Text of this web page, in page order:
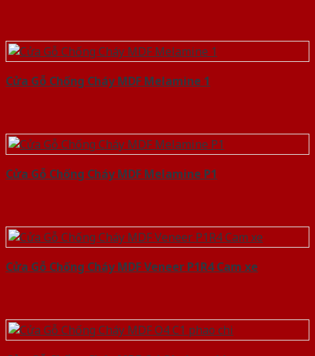
Cửa Gỗ Chống Cháy MDF Melamine 1
Cửa Gỗ Chống Cháy MDF Melamine P1
Cửa Gỗ Chống Cháy MDF Veneer P1R4 Cam xe